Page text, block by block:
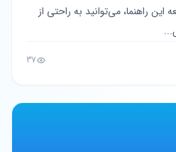
این راهنما، می‌توانید به راحتی از
37